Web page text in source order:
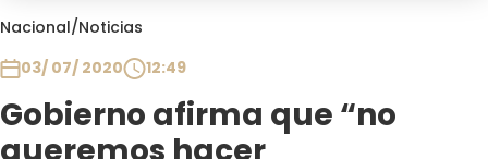
Nacional/Noticias
03/ 07/ 2020
12:49
Gobierno afirma que “no
Club De La Comedia
Plan Perfecto
El Tiempo
Sabingo